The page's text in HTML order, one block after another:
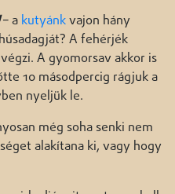
– a kutyánkvajon hány
A fehérjék
A gyomorsav akkor is
10 másodpercig rágjuk a
nyeljük le.
még soha senki nem
alakítana ki, vagy hogy